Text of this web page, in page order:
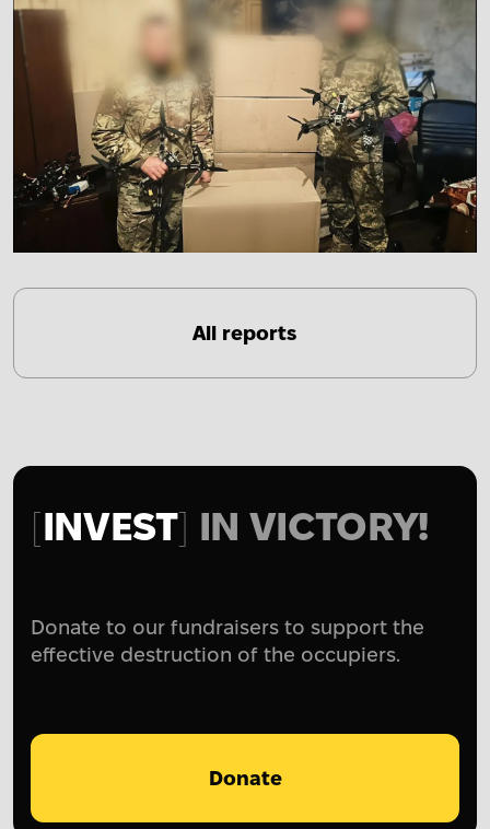
All reports
INVEST IN VICTORY!
Donate to our fundraisers to support the
effective destruction of the occupiers.
Donate